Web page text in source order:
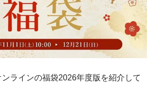
ラインの福袋2026年度版を紹介して